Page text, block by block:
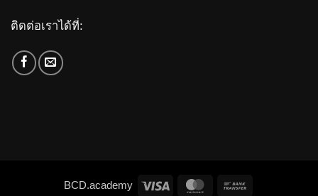
ติดต่อเราได้ที่:
BCD.academy Visa MasterCard